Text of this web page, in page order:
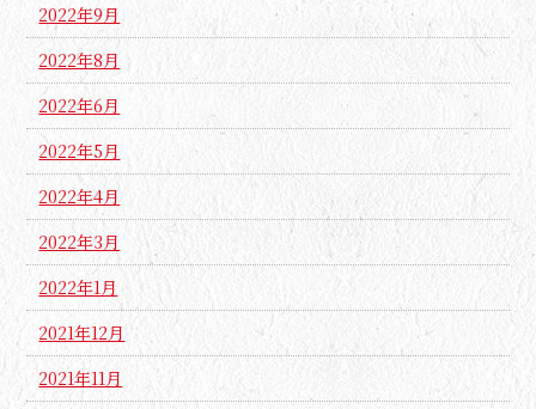
2022年9月
2022年8月
2022年6月
2022年5月
2022年4月
2022年3月
2022年1月
2021年12月
2021年11月